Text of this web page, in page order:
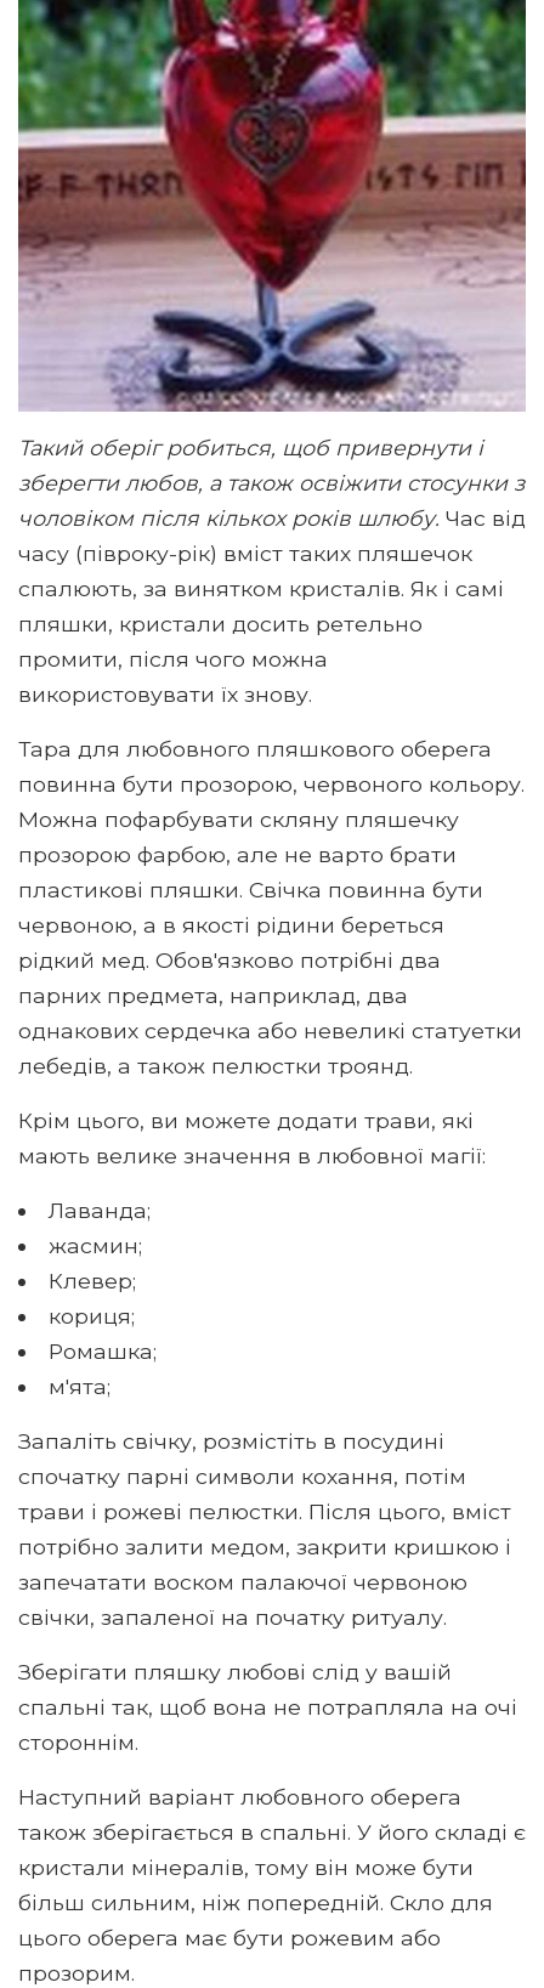
Такий оберіг робиться, щоб привернути і
зберегти любов, а також освіжити стосунки з
чоловіком після кількох років шлюбу. Час від
часу (півроку-рік) вміст таких пляшечок
спалюють, за винятком кристалів. Як і самі
пляшки, кристали досить ретельно
промити, після чого можна
використовувати їх знову.
Тара для любовного пляшкового оберега
повинна бути прозорою, червоного кольору.
Можна пофарбувати скляну пляшечку
прозорою фарбою, але не варто брати
пластикові пляшки. Свічка повинна бути
червоною, а в якості рідини береться
рідкий мед. Обов'язково потрібні два
парних предмета, наприклад, два
однакових сердечка або невеликі статуетки
лебедів, а також пелюстки троянд.
Крім цього, ви можете додати трави, які
мають велике значення в любовної магії:
Лаванда;
жасмин;
Клевер;
кориця;
Ромашка;
м'ята;
Запаліть свічку, розмістіть в посудині
спочатку парні символи кохання, потім
трави і рожеві пелюстки. Після цього, вміст
потрібно залити медом, закрити кришкою і
запечатати воском палаючої червоною
свічки, запаленої на початку ритуалу.
Зберігати пляшку любові слід у вашій
спальні так, щоб вона не потрапляла на очі
стороннім.
Наступний варіант любовного оберега
також зберігається в спальні. У його складі є
кристали мінералів, тому він може бути
більш сильним, ніж попередній. Скло для
цього оберега має бути рожевим або
прозорим.